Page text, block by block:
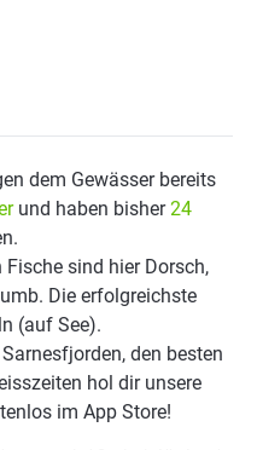
dem Gewässer bereits
und haben bisher24
sind hier Dorsch,
Die erfolgreichste
(auf See).
den besten
hol dir unsere
im App Store!